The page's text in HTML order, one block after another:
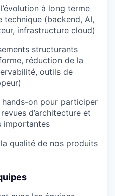
à long terme
(backend, AI,
infrastructure cloud)
structurants
réduction de la
outils de
hands-on pour participer
d’architecture et
importantes
qualité de nos produits